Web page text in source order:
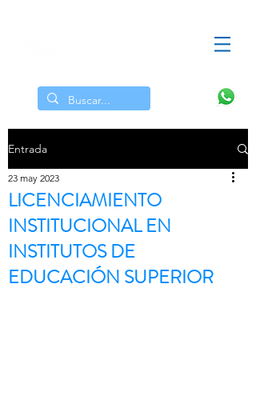
Entrada
LICENCIAMIENTO
INSTITUCIONAL EN
INSTITUTOS DE
EDUCACIÓN SUPERIOR
23 may 2023